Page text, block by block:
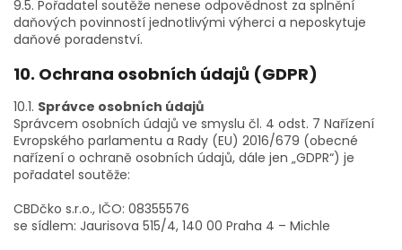
9.5. Pořadatel soutěže nenese odpovědnost za splnění
daňových povinností jednotlivými výherci a neposkytuje
daňové poradenství.
10. Ochrana osobních údajů (GDPR)
10.1. Správce osobních údajů
Správcem osobních údajů ve smyslu čl. 4 odst. 7 Nařízení
Evropského parlamentu a Rady (EU) 2016/679 (obecné
nařízení o ochraně osobních údajů, dále jen „GDPR“) je
pořadatel soutěže:
CBDčko s.r.o., IČO: 08355576
se sídlem: Jaurisova 515/4, 140 00 Praha 4 – Michle